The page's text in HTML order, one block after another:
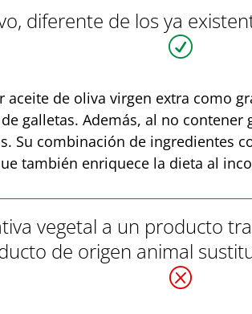
diferente de los ya
R
de oliva virgen extra como
galletas. Además, al no
Su combinación de ingredientes
también enriquece la dieta al
vegetal a un producto
de origen animal
Q